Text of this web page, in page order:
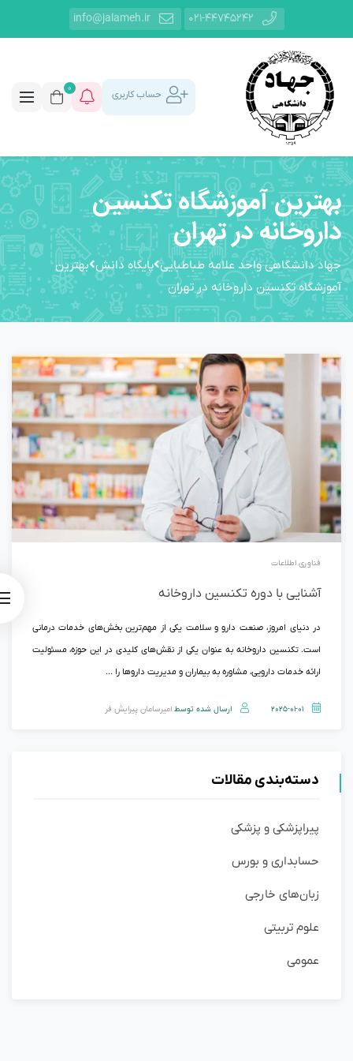
021-44745242
info@jalameh.ir
حساب کاربری
0
بهترین آموزشگاه تکنسین
داروخانه در تهران
جهاد دانشگاهی واحد علامه طباطبایی پایگاه دانش بهترین
آموزشگاه تکنسین داروخانه در تهران
فناوری اطلاعات
آشنایی با دوره تکنسین داروخانه
در دنیای امروز، صنعت دارو و سلامت یکی از مهم‌ترین بخش‌های خدمات درمانی
است. تکنسین داروخانه به عنوان یکی از نقش‌های کلیدی در این حوزه، مسئولیت
ارائه خدمات دارویی، مشاوره به بیماران و مدیریت داروها را ...
ارسال شده توسط امیرسامان پیرایش فر
دسته‌بندی مقالات
پیراپزشکی و پزشکی
حسابداری و بورس
زبان‌های خارجی
علوم تربیتی
عمومی